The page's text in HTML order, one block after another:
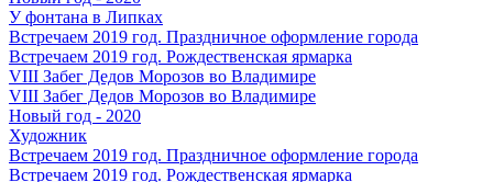
У фонтана в Липках
Встречаем 2019 год. Праздничное оформление города
Встречаем 2019 год. Рождественская ярмарка
VIII Забег Дедов Морозов во Владимире
VIII Забег Дедов Морозов во Владимире
Новый год - 2020
Художник
Встречаем 2019 год. Праздничное оформление города
Встречаем 2019 год. Рождественская ярмарка